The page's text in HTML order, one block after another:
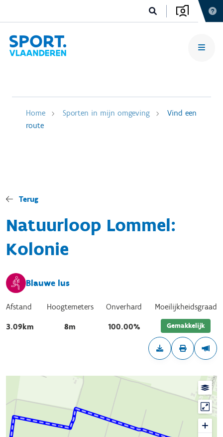
Home Sporten in mijn omgeving
Vind een
route
Terug
Natuurloop Lommel:
Kolonie
Blauwe lus
Afstand
3.09km
Hoogtemeters
8m
Onverhard
100.00%
Moeilijkheidsgraad
Gemakkelijk